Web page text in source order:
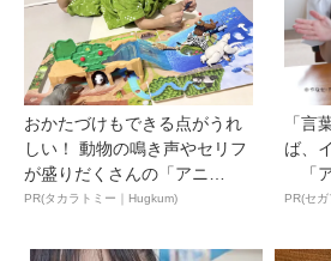
おかたづけもできる点がうれ
しい！ 動物の鳴き声やセリフ
が盛りだくさんの「アニ
ア ...
PR(タカラトミー｜Hugkum)
「言
ば、
「ア
ん...
PR(セ